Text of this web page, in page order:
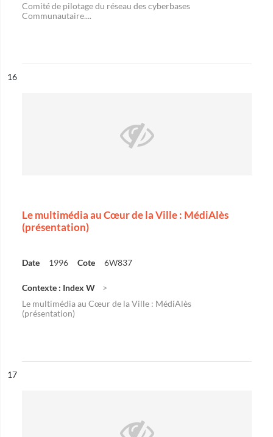
Comité de pilotage du réseau des cyberbases
Communautaire....
n°
16
Le multimédia au Cœur de la Ville : MédiAlès
(présentation)
Date 1996 Cote 6W837
Contexte : Index W
Le multimédia au Cœur de la Ville : MédiAlès
(présentation)
n°
17